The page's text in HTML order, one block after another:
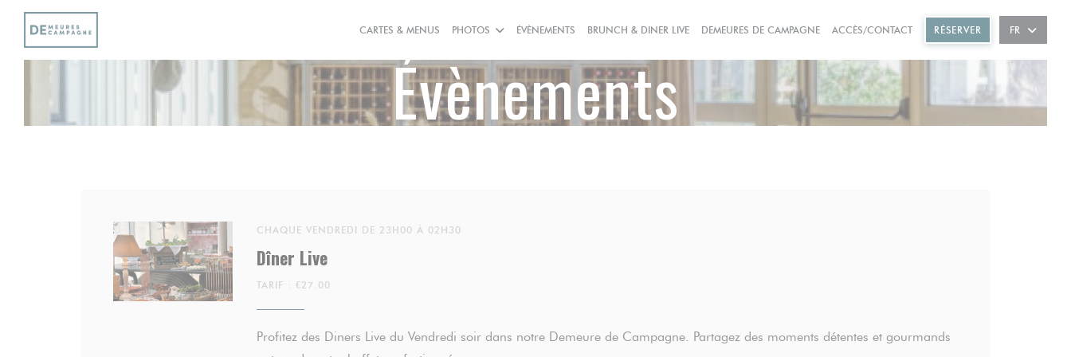
Personnalisation de vos choix en matière de cookies
CARTES & MENUS PHOTOS ÉVÈNEMENTS BRUNCH & DINER LIVE DEMEURES DE CAMPAGNE((OUVRE UNE NOUVELLE FENÊTRE))
ACCÈS/CONTACT RÉSERVER FR
Évènements
CHAQUE VENDREDI DE 23H00 À 02H30
Dîner Live
TARIF : €27.00
Profitez des Diners Live du Vendredi soir dans notre Demeure de Campagne. Partagez des moments détentes et gourmands